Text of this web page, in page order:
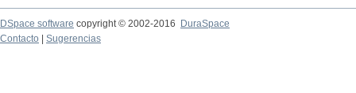
DSpace software copyright © 2002-2016
DuraSpace
Contacto
Sugerencias